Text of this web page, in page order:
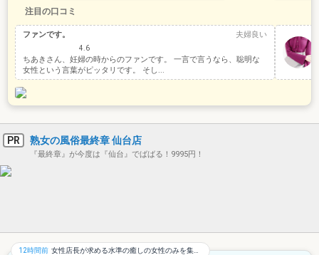
注目の口コミ
ファンです。 夫婦良い
4.6
ちあきさん、妊婦の時からのファンです。 一言で言うなら、聡明な
女性という言葉がピッタリです。 そし...
PR 熟女の風俗最終章 仙台店
『最終章』が今度は『仙台』でばばる！9995円！
12時間前 女性店長が求める水準の癒しの女性のみを集めたお店です。沼ること間違いありません。ぜひご利用くださいませ。